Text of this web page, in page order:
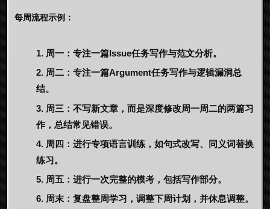
每周流程示例：
周一： 专注一篇Issue任务写作与范文分析。
周二： 专注一篇Argument任务写作与逻辑漏洞总
结。
周三： 不写新文章，而是深度修改周一周二的两篇习
作，总结常见错误。
周四： 进行专项语言训练，如句式改写、同义词替换
练习。
周五： 进行一次完整的模考，包括写作部分。
周末： 复盘整周学习，调整下周计划，并休息调整。